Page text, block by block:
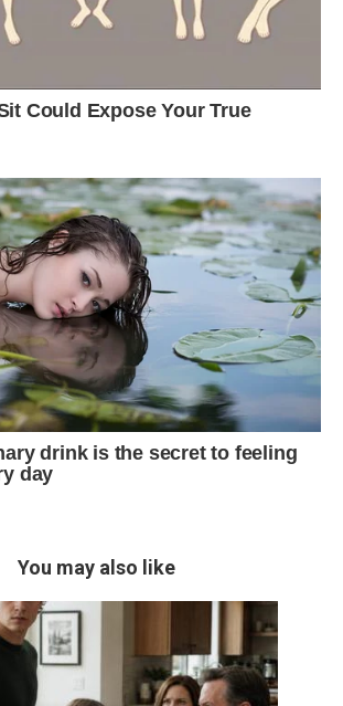
You may also like